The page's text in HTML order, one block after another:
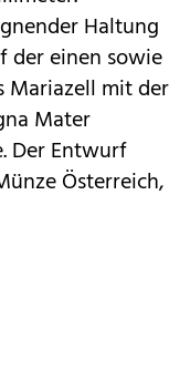
Haltung
der einen sowie
Mariazell mit der
Mater
Der Entwurf
Österreich,